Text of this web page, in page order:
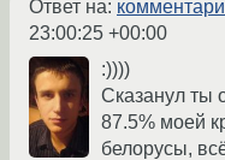
Ответ на:
23:00:25 +00:00
:))))
Сказанул ты
87.5% моей
белорусы,